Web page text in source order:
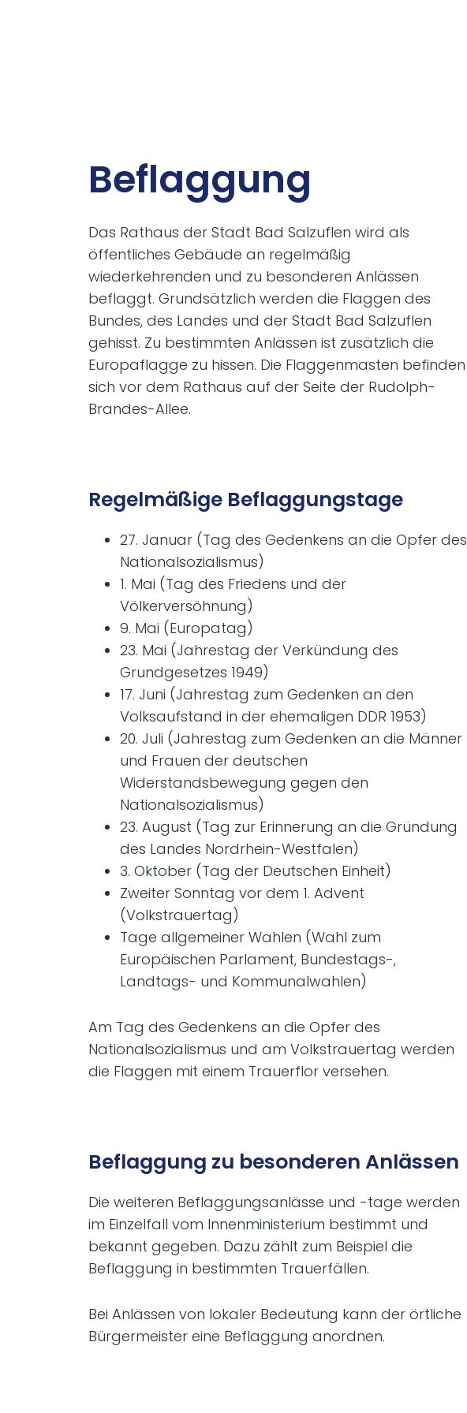
Be­flag­gung
Das Rathaus der Stadt Bad Salzuflen wird als
öffentliches Gebäude an regelmäßig
wiederkehrenden und zu besonderen Anlässen
beflaggt. Grundsätzlich werden die Flaggen des
Bundes, des Landes und der Stadt Bad Salzuflen
gehisst. Zu bestimmten Anlässen ist zusätzlich die
Europaflagge zu hissen. Die Flaggenmasten befinden
sich vor dem Rathaus auf der Seite der Rudolph-
Brandes-Allee.
Regelmäßige Beflaggungstage
27. Januar (Tag des Gedenkens an die Opfer des
Nationalsozialismus)
1. Mai (Tag des Friedens und der
Völkerversöhnung)
9. Mai (Europatag)
23. Mai (Jahrestag der Verkündung des
Grundgesetzes 1949)
17. Juni (Jahrestag zum Gedenken an den
Volksaufstand in der ehemaligen DDR 1953)
20. Juli (Jahrestag zum Gedenken an die Männer
und Frauen der deutschen
Widerstandsbewegung gegen den
Nationalsozialismus)
23. August (Tag zur Erinnerung an die Gründung
des Landes Nordrhein-Westfalen)
3. Oktober (Tag der Deutschen Einheit)
Zweiter Sonntag vor dem 1. Advent
(Volkstrauertag)
Tage allgemeiner Wahlen (Wahl zum
Europäischen Parlament, Bundestags-,
Landtags- und Kommunalwahlen)
Am Tag des Gedenkens an die Opfer des
Nationalsozialismus und am Volkstrauertag werden
die Flaggen mit einem Trauerflor versehen.
Beflaggung zu besonderen Anlässen
Die weiteren Beflaggungsanlässe und -tage werden
im Einzelfall vom Innenministerium bestimmt und
bekannt gegeben. Dazu zählt zum Beispiel die
Beflaggung in bestimmten Trauerfällen.
Bei Anlässen von lokaler Bedeutung kann der örtliche
Bürgermeister eine Beflaggung anordnen.